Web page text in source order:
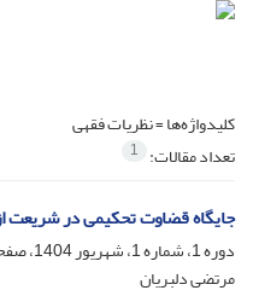
کلیدواژه‌ها =نظریات فقهی
تعداد مقالات: 1
جایگاه قضاوت تحکیمی در شریعت
دوره 1، شماره 1، شهریور 1404، صفحه
مرتضی دلبریان